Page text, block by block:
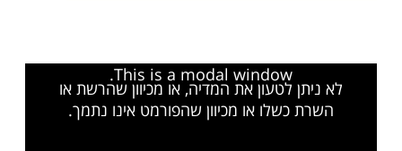
בין יעקב לעשיו
עוד תוכן חדש ומפתיע! התחברו לכל